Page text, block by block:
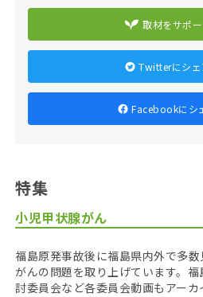
取材をサポ
Twitterにシェ
Facebookにシ
特集
小児甲状腺がん
福島原発事故後に福島県内外で多
がんの問題を取り上げています。
討委員会など各委員会動画もアーカ